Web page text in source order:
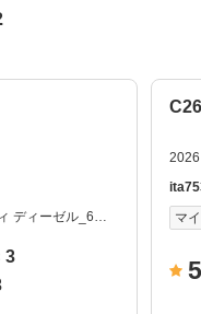
ディーゼル_6人
3
マ